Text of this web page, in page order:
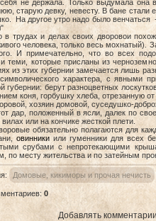
не держала. Только выдумала
старую девку, невесту. В бане стали
На другое утро надо было
в трудах и делах своих дворовои
человека, только весь мохнатый).
И примечательно, что во всех
и теми, которые присланы из
из этих губернии замечается лишь
характера, с явными
губернии: берут разноцветных
коня, горбушку хлеба, отрезанную
хозяин домовой, суседушко-
положенный в ясли, далек по своему
или на кончике жесткой плети.
обязательно полагаются для
овинникиили гуменники для всех
срубами с непротекающими
по месту жительства и по затейным
: Домовые, кикиморы и прочая нечисть
: 0
Добавлять